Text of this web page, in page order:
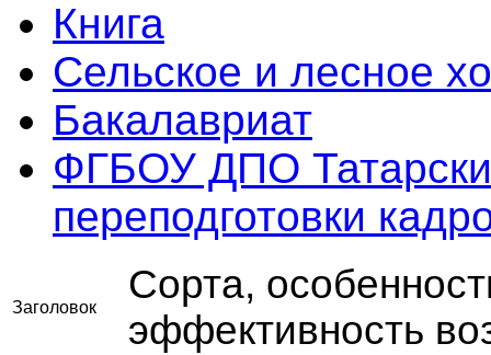
Книга
Сельское и лесное
Бакалавриат
ФГБОУ ДПО
переподготовки
Заголовок
Сорта,
эффективность